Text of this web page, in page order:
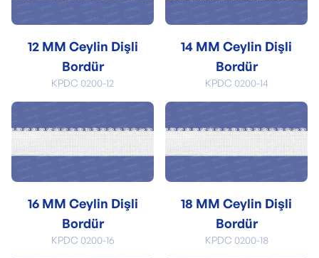
12 MM Ceylin Dişli
Bordür
KPDC 0200-12
14 MM Ceylin Dişli
Bordür
KPDC 0200-14
16 MM Ceylin Dişli
Bordür
KPDC 0200-16
18 MM Ceylin Dişli
Bordür
KPDC 0200-18